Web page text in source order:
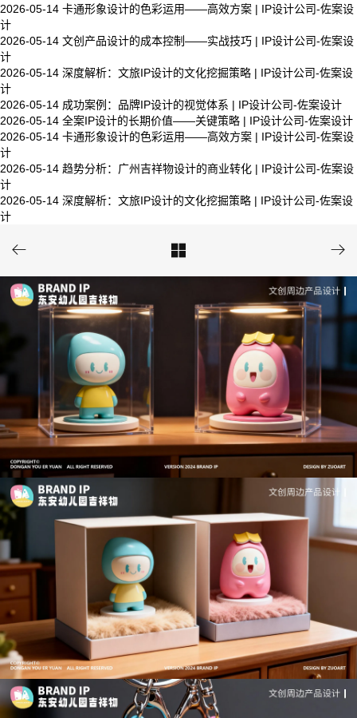
2026-05-14 卡通形象设计的色彩运用——高效方案 | IP设计公司-佐案设
计
2026-05-14 文创产品设计的成本控制——实战技巧 | IP设计公司-佐案设
计
2026-05-14 深度解析：文旅IP设计的文化挖掘策略 | IP设计公司-佐案设
计
2026-05-14 成功案例：品牌IP设计的视觉体系 | IP设计公司-佐案设计
2026-05-14 全案IP设计的长期价值——关键策略 | IP设计公司-佐案设计
2026-05-14 卡通形象设计的色彩运用——高效方案 | IP设计公司-佐案设
计
2026-05-14 趋势分析：广州吉祥物设计的商业转化 | IP设计公司-佐案设
计
2026-05-14 深度解析：文旅IP设计的文化挖掘策略 | IP设计公司-佐案设
计
  